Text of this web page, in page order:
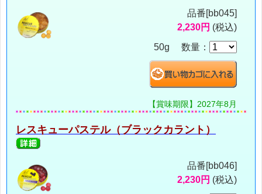
品番[bb045]
2,230円 (税込)
50g 数量：
【賞味期限】2027年8月
レスキューパステル（ブラックカラント）
品番[bb046]
2,230円 (税込)